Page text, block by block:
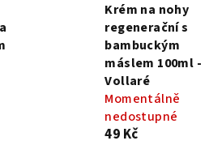
Krém na nohy
regenerační s
bambuckým
máslem 100ml -
Vollaré
Momentálně
nedostupné
49 Kč